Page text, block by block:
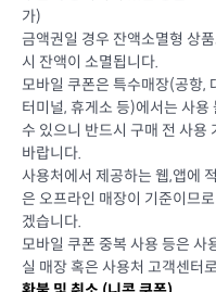
가)
금액권일 경우 잔액소멸형 상
시 잔액이 소멸됩니다.
모바일 쿠폰은 특수매장(공항,
터미널, 휴게소 등)에서는 사
수 있으니 반드시 구매 전 사용
바랍니다.
사용처에서 제공하는 웹,앱에
은 오프라인 매장이 기준이므
겠습니다.
모바일 쿠폰 중복 사용 등은 사
실 매장 혹은 사용처 고객센터